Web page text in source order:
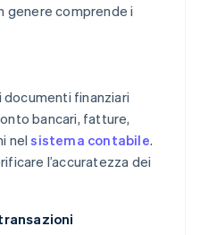
genere comprende i
finanziari
bancari, fatture,
nelsistema contabile.
l’accuratezza dei